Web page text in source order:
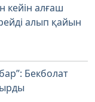
кейін алғаш
алып қайын
Бекболат